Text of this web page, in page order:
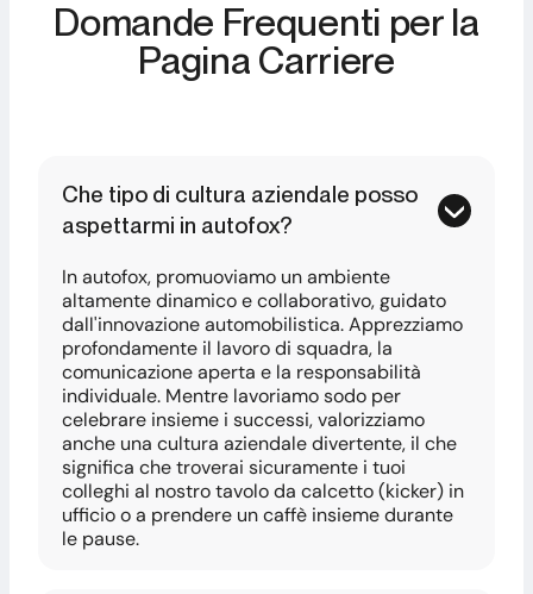
Domande Frequenti per la
Pagina Carriere
Che tipo di cultura aziendale posso
aspettarmi in autofox?
In autofox, promuoviamo un ambiente
altamente dinamico e collaborativo, guidato
dall'innovazione automobilistica. Apprezziamo
profondamente il lavoro di squadra, la
comunicazione aperta e la responsabilità
individuale. Mentre lavoriamo sodo per
celebrare insieme i successi, valorizziamo
anche una cultura aziendale divertente, il che
significa che troverai sicuramente i tuoi
colleghi al nostro tavolo da calcetto (kicker) in
ufficio o a prendere un caffè insieme durante
le pause.